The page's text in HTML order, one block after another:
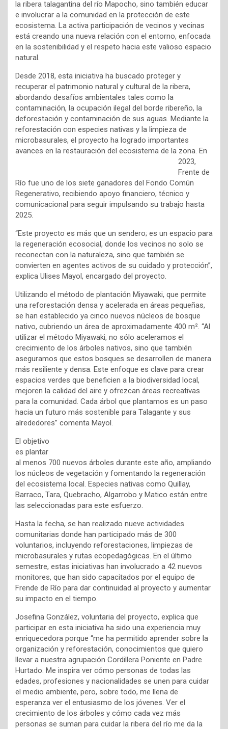
la ribera talagantina del río Mapocho, sino también educar
e involucrar a la comunidad en la protección de este
ecosistema. La activa participación de vecinos y vecinas
está creando una nueva relación con el entorno, enfocada
en la sostenibilidad y el respeto hacia este valioso espacio
natural.
Desde 2018, esta iniciativa ha buscado proteger y
recuperar el patrimonio natural y cultural de la ribera,
abordando desafíos ambientales tales como la
contaminación, la ocupación ilegal del borde ribereño, la
deforestación y contaminación de sus aguas. Mediante la
reforestación con especies nativas y la limpieza de
microbasurales, el proyecto ha logrado importantes
avances en la restauración del ecosistema de la zona. En
2023,
Frente de
Río fue uno de los siete ganadores del Fondo Común
Regenerativo, recibiendo apoyo financiero, técnico y
comunicacional para seguir impulsando su trabajo hasta
2025.
“Este proyecto es más que un sendero; es un espacio para
la regeneración ecosocial, donde los vecinos no solo se
reconectan con la naturaleza, sino que también se
convierten en agentes activos de su cuidado y protección”,
explica Ulises Mayol, encargado del proyecto.
Utilizando el método de plantación Miyawaki, que permite
una reforestación densa y acelerada en áreas pequeñas,
se han establecido ya cinco nuevos núcleos de bosque
nativo, cubriendo un área de aproximadamente 400 m². “Al
utilizar el método Miyawaki, no sólo aceleramos el
crecimiento de los árboles nativos, sino que también
aseguramos que estos bosques se desarrollen de manera
más resiliente y densa. Este enfoque es clave para crear
espacios verdes que beneficien a la biodiversidad local,
mejoren la calidad del aire y ofrezcan áreas recreativas
para la comunidad. Cada árbol que plantamos es un paso
hacia un futuro más sostenible para Talagante y sus
alrededores” comenta Mayol.
El objetivo
es plantar
al menos 700 nuevos árboles durante este año, ampliando
los núcleos de vegetación y fomentando la regeneración
del ecosistema local. Especies nativas como Quillay,
Barraco, Tara, Quebracho, Algarrobo y Matico están entre
las seleccionadas para este esfuerzo.
Hasta la fecha, se han realizado nueve actividades
comunitarias donde han participado más de 300
voluntarios, incluyendo reforestaciones, limpiezas de
microbasurales y rutas ecopedagógicas. En el último
semestre, estas iniciativas han involucrado a 42 nuevos
monitores, que han sido capacitados por el equipo de
Frende de Río para dar continuidad al proyecto y aumentar
su impacto en el tiempo.
Josefina González, voluntaria del proyecto, explica que
participar en esta iniciativa ha sido una experiencia muy
enriquecedora porque “me ha permitido aprender sobre la
organización y reforestación, conocimientos que quiero
llevar a nuestra agrupación Cordillera Poniente en Padre
Hurtado. Me inspira ver cómo personas de todas las
edades, profesiones y nacionalidades se unen para cuidar
el medio ambiente, pero, sobre todo, me llena de
esperanza ver el entusiasmo de los jóvenes. Ver el
crecimiento de los árboles y cómo cada vez más
personas se suman para cuidar la ribera del río me da la